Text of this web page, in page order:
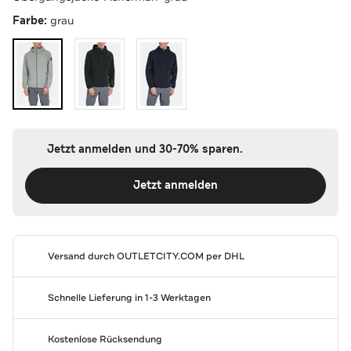
Farbe: grau
Jetzt anmelden und 30-70% sparen.
Jetzt anmelden
Versand durchOUTLETCITY.COM per DHL
Schnelle Lieferung in 1-3 Werktagen
Kostenlose Rücksendung